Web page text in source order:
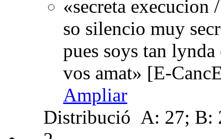
«secreta execucion
so silencio muy
pues soys tan
vos amat» [E-
Ampliar
Distribució A: 27; B: